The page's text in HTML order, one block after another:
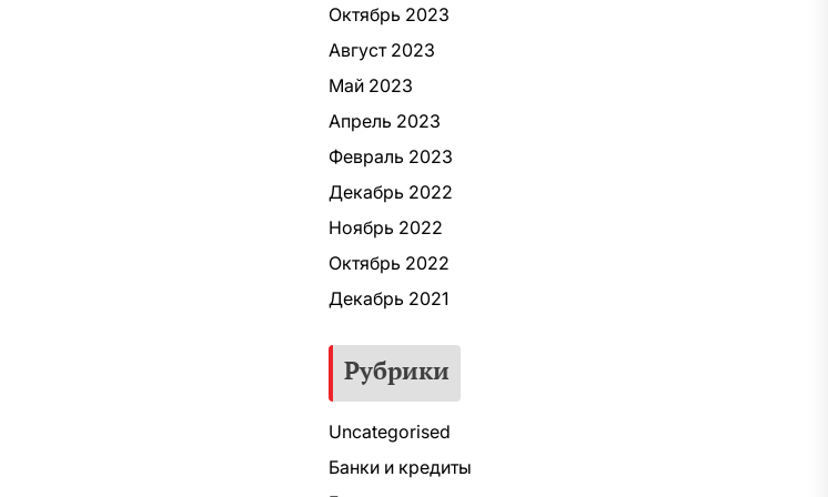
Октябрь 2023
Август 2023
Май 2023
Апрель 2023
Февраль 2023
Декабрь 2022
Ноябрь 2022
Октябрь 2022
Декабрь 2021
Рубрики
Uncategorised
Банки и кредиты